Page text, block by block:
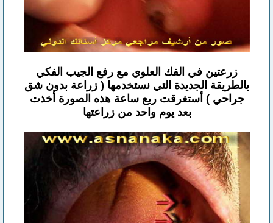
زرعتين في الفك العلوي مع رفع الجيب الفكي
بالطريقة الجديدة التي نستخدمها ( زراعة بدون شق
جراحي ) أستغرقت ربع ساعة هذه الصورة أخذت
بعد يوم واحد من زراعتها